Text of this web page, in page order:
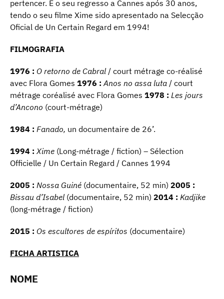
pertencer. É o seu regresso a Cannes após 30 anos,
tendo o seu filme Xime sido apresentado na Selecção
Oficial de Un Certain Regard em 1994!
FILMOGRAFIA
1976 : O retorno de Cabral / court métrage co-réalisé
avec Flora Gomes 1976 : Anos no assa luta / court
métrage coréalisé avec Flora Gomes 1978 : Les jours
d’Ancono (court-métrage)
1984 : Fanado, un documentaire de 26’.
1994 : Xime (Long-métrage / fiction) – Sélection
Officielle / Un Certain Regard / Cannes 1994
2005 : Nossa Guiné (documentaire, 52 min) 2005 :
Bissau d’Isabel (documentaire, 52 min) 2014 : Kadjike
(long-métrage / fiction)
2015 : Os escultores de espíritos (documentaire)
FICHA ARTISTICA
NOME